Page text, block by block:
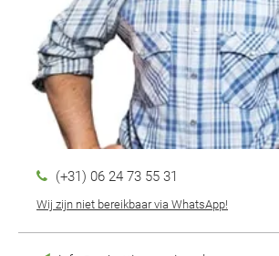
(+31) 06 24 73 55 31
Wij zijn niet bereikbaar via WhatsApp!